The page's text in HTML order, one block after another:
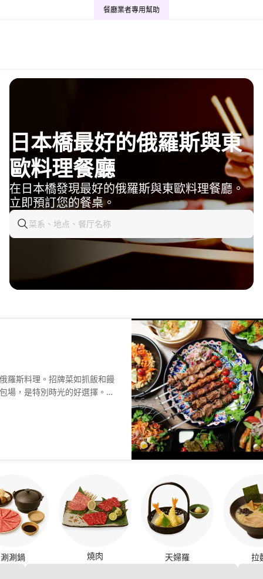
餐廳業者專用幫助
日本橋最好的俄羅斯與東
歐料理餐廳
在日本橋發現最好的俄羅斯與東歐料理餐廳。
立即預訂您的餐桌。
羅斯料理。招牌菜如抓飯和饅
場，是特別時光的好選擇。手
涮涮鍋 燒肉 天婦羅 拉